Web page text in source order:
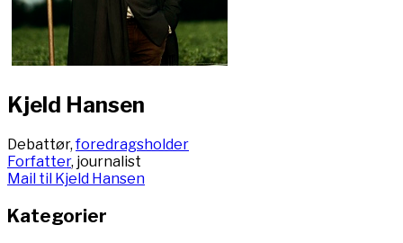
Kjeld Hansen
Debattør,foredragsholder
Forfatter, journalist
Mail til Kjeld Hansen
Kategorier